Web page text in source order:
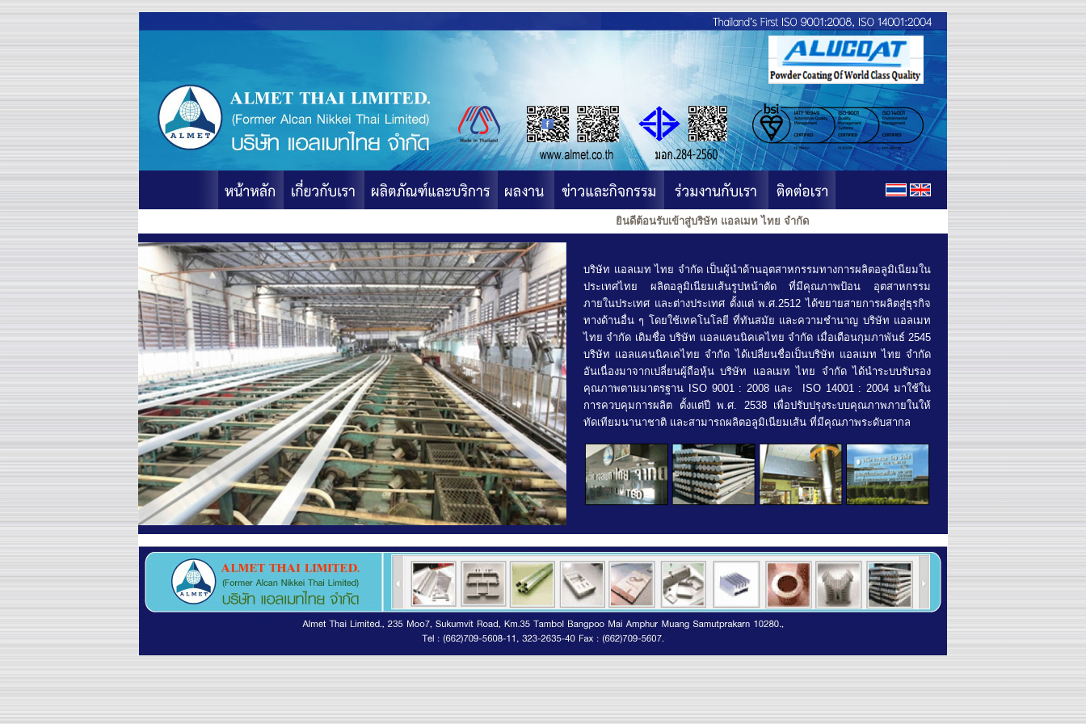
ยินดีต้อนรับเข้าสู่บริษัท แอลเมท ไทย จำกัด
บริษัท แอลเมท ไทย จำกัด เป็นผู้นำด้านอุตสาหกรรมทางการผลิตอลูมิเนียมใน
ประเทศไทย ผลิตอลูมิเนียมเส้นรูปหน้าตัด ที่มีคุณภาพป้อน อุตสาหกรรม
ภายในประเทศ และต่างประเทศ ตั้งแต่ พ.ศ.2512 ได้ขยายสายการผลิตสู่ธุรกิจ
ทางด้านอื่น ๆ โดยใช้เทคโนโลยี ที่ทันสมัย และความชำนาญ บริษัท แอลเมท
ไทย จำกัด เดิมชื่อ บริษัท แอลแคนนิคเคไทย จำกัด เมื่อเดือนกุมภาพันธ์ 2545
บริษัท แอลแคนนิคเคไทย จำกัด ได้เปลี่ยนชื่อเป็นบริษัท แอลเมท ไทย จำกัด
อันเนื่องมาจากเปลี่ยนผู้ถือหุ้น บริษัท แอลเมท ไทย จำกัด ได้นำระบบรับรอง
คุณภาพตามมาตรฐาน ISO 9001 : 2008 และ ISO 14001 : 2004 มาใช้ใน
การควบคุมการผลิต ตั้งแต่ปี พ.ศ. 2538 เพื่อปรับปรุงระบบคุณภาพภายในให้
ทัดเทียมนานาชาติ และสามารถผลิตอลูมิเนียมเส้น ที่มีคุณภาพระดับสากล